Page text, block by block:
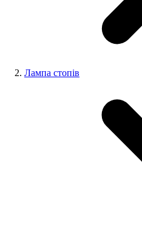
Лампа стопів